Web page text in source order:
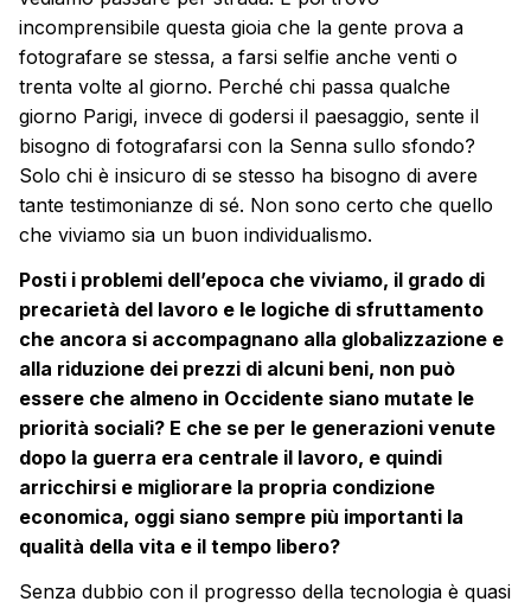
incomprensibile questa gioia che la gente prova a
fotografare se stessa, a farsi selfie anche venti o
trenta volte al giorno. Perché chi passa qualche
giorno Parigi, invece di godersi il paesaggio, sente il
bisogno di fotografarsi con la Senna sullo sfondo?
Solo chi è insicuro di se stesso ha bisogno di avere
tante testimonianze di sé. Non sono certo che quello
che viviamo sia un buon individualismo.
Posti i problemi dell’epoca che viviamo, il grado di
precarietà del lavoro e le logiche di sfruttamento
che ancora si accompagnano alla globalizzazione e
alla riduzione dei prezzi di alcuni beni, non può
essere che almeno in Occidente siano mutate le
priorità sociali? E che se per le generazioni venute
dopo la guerra era centrale il lavoro, e quindi
arricchirsi e migliorare la propria condizione
economica, oggi siano sempre più importanti la
qualità della vita e il tempo libero?
Senza dubbio con il progresso della tecnologia è quasi